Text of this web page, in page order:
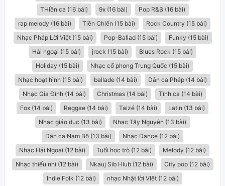
THiền ca (16 bài)
9x (16 bài)
Pop R&B (16 bài)
rap melody (16 bài)
Tiền Chiến (15 bài)
Rock Country (15 bài)
Nhạc Pháp Lời Việt (15 bài)
Pop-Ballad (15 bài)
Funky (15 bài)
Hải ngoại (15 bài)
jrock (15 bài)
Blues Rock (15 bài)
Holiday (15 bài)
Nhạc cổ phong Trung Quốc (15 bài)
Nhạc hoạt hình (15 bài)
ballade (14 bài)
Dân ca Pháp (14 bài)
Nhạc Gia Đình (14 bài)
Christmas (14 bài)
Tình ca (14 bài)
Fox (14 bài)
Reggae (14 bài) Taizé (14 bài)
Latin (13 bài)
Nhạc giáo dục (13 bài)
Nhạc Tây Nguyên (13 bài)
Dân ca Nam Bộ (13 bài)
Nhạc Dance (12 bài)
Nhạc Hải Ngoại (12 bài)
Tuổi học trò (12 bài)
Melody (12 bài)
Nhạc thiếu nhi (12 bài)
Nkauj Sib Hlub (12 bài)
City pop (12 bài)
Indie Folk (12 bài)
nhạc Nhật lời VIệt (12 bài)